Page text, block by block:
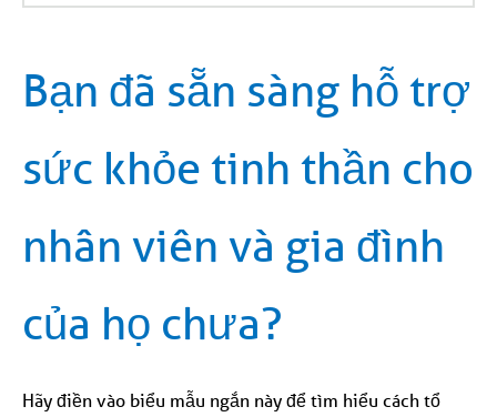
Bạn đã sẵn sàng hỗ trợ
sức khỏe tinh thần cho
nhân viên và gia đình
của họ chưa?
Hãy điền vào biểu mẫu ngắn này để tìm hiểu cách tổ